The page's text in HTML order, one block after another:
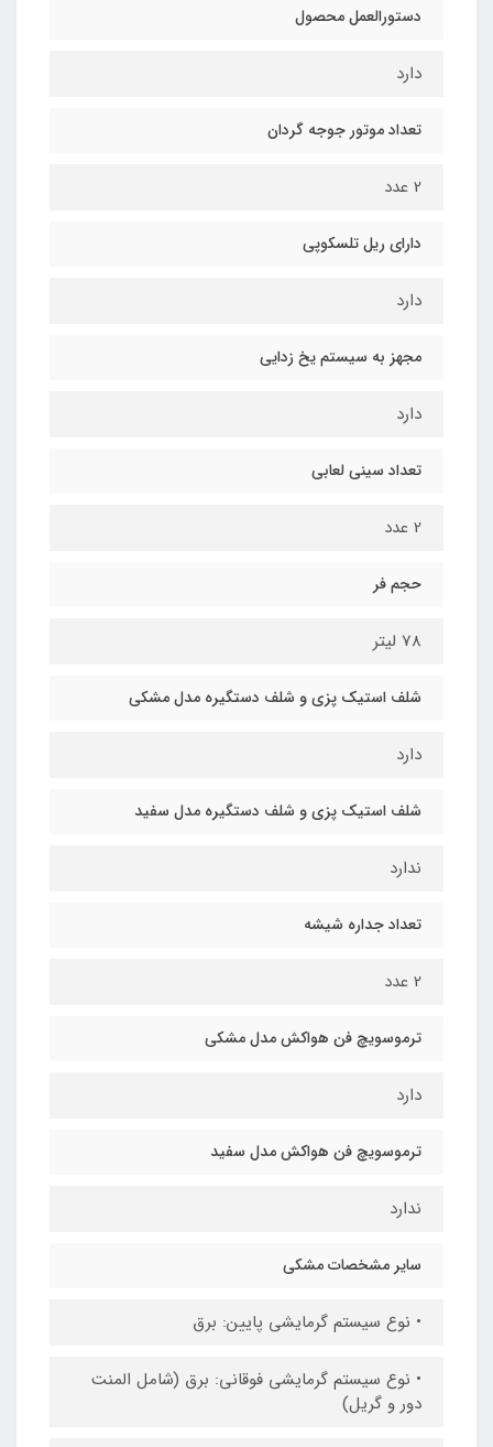
دستورالعمل محصول
دارد
تعداد موتور جوجه گردان
2 عدد
دارای ریل تلسکوپی
دارد
مجهز به سیستم یخ زدایی
دارد
تعداد سینی لعابی
2 عدد
حجم فر
78 لیتر
شلف استیک پزی و شلف دستگیره مدل مشکی
دارد
شلف استیک پزی و شلف دستگیره مدل سفید
ندارد
تعداد جداره شیشه
2 عدد
ترموسویچ فن هواکش مدل مشکی
دارد
ترموسویچ فن هواکش مدل سفید
ندارد
سایر مشخصات مشکی
• نوع سیستم گرمایشی پایین: برق
• نوع سیستم گرمایشی فوقانی: برق (شامل المنت
دور و گریل)